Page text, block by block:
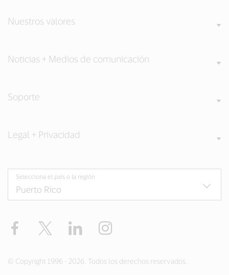
Nuestros valores
Noticias + Medios de comunicación
Soporte
Legal + Privacidad
Selecciona el país o la región
Facebook Twitter LinkedIn
© Copyright 1996 - 2026. Todos los derechos reservados.